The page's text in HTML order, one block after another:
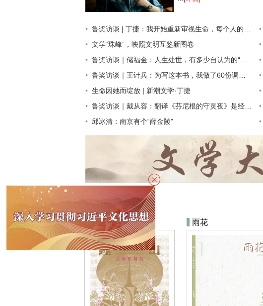
鲁奖访谈 | 丁捷：我开始重新审视生命，每个人的一生都是在做功课
文学“珠峰”，映照文明互鉴新图卷
鲁奖访谈｜储福金：人生处世，有多少自认为的“知”，其实是“不知”
鲁奖访谈｜王计兵：为写这本书，我做了60份调查，采访了140多个外卖小哥
生命因她而绽放 | 新潮文学·丁捷
鲁奖访谈｜戴从容：翻译《芬尼根的守灵夜》是经历了一场文字搏斗
邱冰清：南京有个“薛金陵”
钟山 雨花